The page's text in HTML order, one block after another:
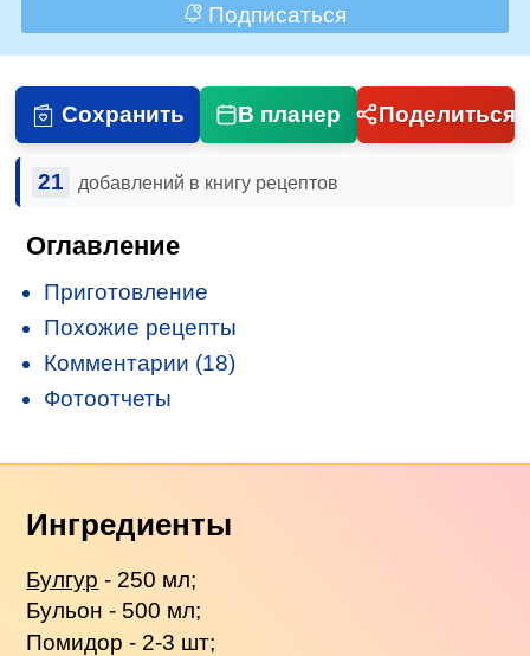
Подписаться
Сохранить В планер Поделиться
21 добавлений в книгу рецептов
Оглавление
Приготовление
Похожие рецепты
Комментарии (18)
Фотоотчеты
Ингредиенты
Булгур - 250 мл;
Бульон - 500 мл;
Помидор - 2-3 шт;